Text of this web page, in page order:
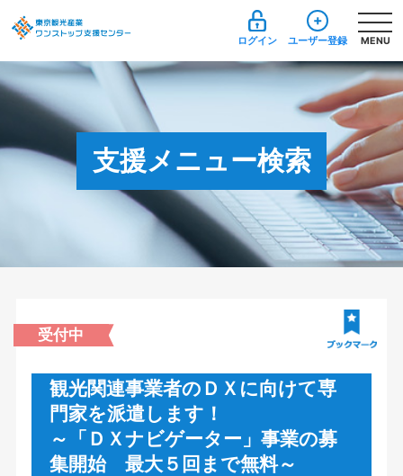
ログイン ユーザー登録 MENU
支援メニュー検索
受付中
観光関連事業者のＤＸに向けて専
門家を派遣します！
～「ＤＸナビゲーター」事業の募
集開始 最大５回まで無料～